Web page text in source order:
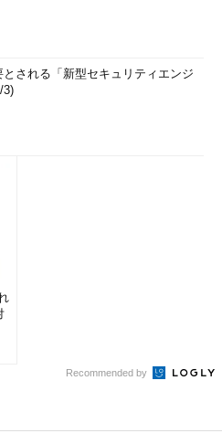
とされる「新型セキュリティエンジ
3)
Recommended by